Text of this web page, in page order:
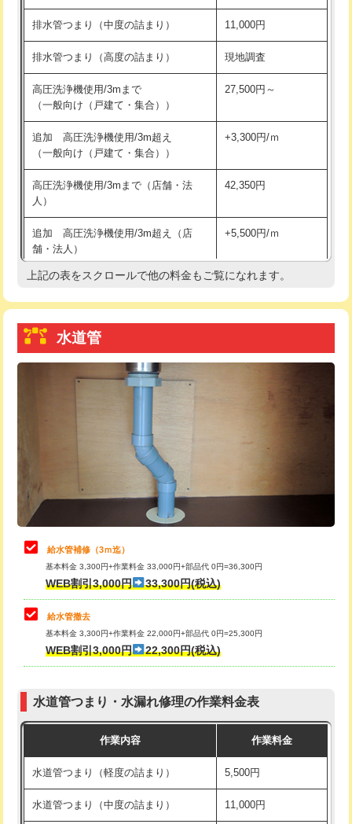
持込商品取付（浄水器・分岐水栓） 16,500円
給水管工事※（ホール加工) 16,500円
給水管工事※（バンド止め) 3,300円
給水管工事※（支持金具設置)
給水管工事※（保温材使用（バンド止
め込み）)
5,500円
給水管工事※（土の掘削・埋め戻し作
業)
11,000円
給水管工事※（塩ビ管（VP・HI）使
用/3ｍまで)
33,000円
給水管工事※（塩ビ管（VP・HI）使
+8,800円
給水管工事※（ライニング鋼管・銅
管・ポリ管・HT管使用/3ｍまで)
給水管工事※（ライニング鋼管・銅
管・ポリ管・HT管使用/3ｍ超え)
排水管工事（土の掘削・埋め戻し作
11,000円~
排水管工事（排水管工事/3ｍまで） 55,000円
排水管工事（追加 排水管工事/3ｍ超
マス交換（土の掘削・埋め戻し作業）
マス交換（深さ50㎝未満）
マス交換（深さ50㎝以上）
コンクリート斫り（厚さ10㎝まで）
モルタル補修（厚さ10㎝超え） 38,500円
洗面台設置 38,500円
化粧台設置 22,000円
排水管つまり（中度の詰まり） 11,000円
排水管つまり（高度の詰まり） 現地調査
高圧洗浄機使用/3mまで
（一般向け（戸建て・集合））
27,500円～
追加 高圧洗浄機使用/3m超え
（一般向け（戸建て・集合））
+3,300円/ｍ
高圧洗浄機使用/3mまで（店舗・法
人）
42,350円
追加 高圧洗浄機使用/3m超え（店
舗・法人）
+5,500円/ｍ
高度高圧洗浄換 現地調査
トーラー機使用/3mまで
追加トーラー機使用/3m超え
8,800円
止水・漏水調査・防水処理・清掃・修
理・調整・分解・加工など（軽作業）
11,000円
止水・漏水調査・防水処理・清掃・修
理・調整・分解・加工など（中作業）
止水・漏水調査・防水処理・清掃・修
理・調整・分解・加工など（重作業）
33,000円
その他部品の脱着
交換・取付（タンク）
式）)
式・ワンホール）)
交換・取付(排水栓・排水トラップ
22,000円+材料費
上記の表をスクロールで他の料金もご覧になれます。
水道管
給水管補修（3ｍ迄）
基本料金 3,300円+作業料金 33,000円+部品代 0円=36,300円
WEB割引3,000円 33,300円(税込)
給水管撤去
基本料金 3,300円+作業料金 22,000円+部品代 0円=25,300円
WEB割引3,000円 22,300円(税込)
水道管つまり・水漏れ修理の作業料金表
作業内容 作業料金
水道管つまり（軽度の詰まり） 5,500円
水道管つまり（中度の詰まり） 11,000円